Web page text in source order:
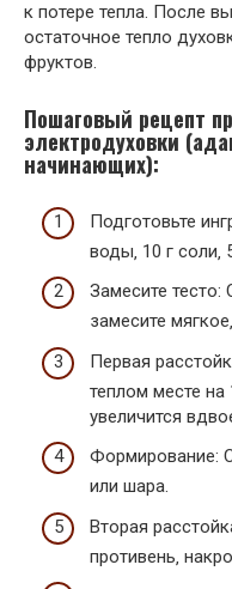
к потере тепла. После
остаточное тепло
фруктов.
Пошаговый рецепт
электродуховки
начинающих):
Подготовьте
воды‚ 10 г
Замесите тесто:
замесите
Первая
теплом месте на
увеличится
Формирование:
или шара.
Вторая
противень‚